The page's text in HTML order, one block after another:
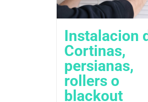
Instalacion
Cortinas,
persianas,
rollers o
blackout